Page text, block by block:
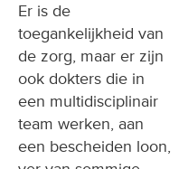
Er is de
toegankelijkheid van
de zorg, maar er zijn
ook dokters die in
een multidisciplinair
team werken, aan
een bescheiden loon,